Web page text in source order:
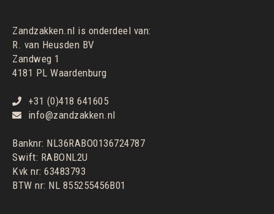
Zandzakken.nl is onderdeel van:
R. van Heusden BV
Zandweg 1
4181 PL Waardenburg
+31 (0)418 641605
info@zandzakken.nl
Banknr: NL36RABO0136724787
Swift: RABONL2U
Kvk nr: 63483793
BTW nr: NL 855255456B01